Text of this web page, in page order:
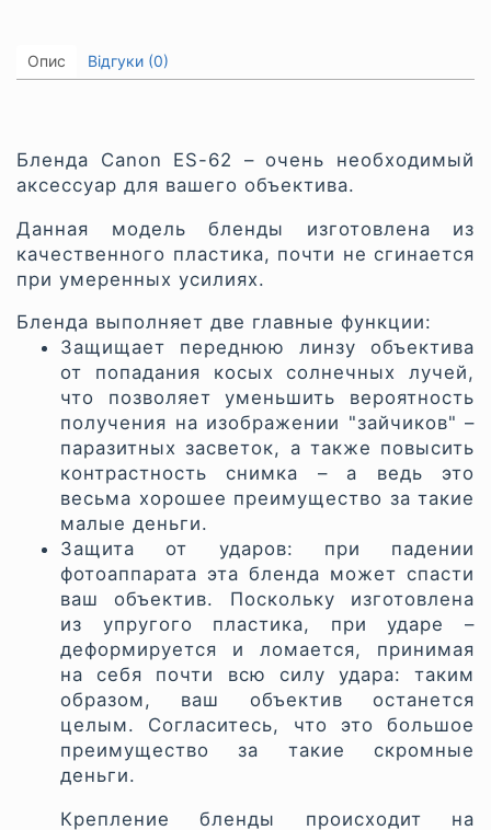
Опис Відгуки (0)
Бленда Canon ES-62 – очень необходимый
аксессуар для вашего объектива.
Данная модель бленды изготовлена из
качественного пластика, почти не сгинается
при умеренных усилиях.
Бленда выполняет две главные функции:
Защищает переднюю линзу объектива
от попадания косых солнечных лучей,
что позволяет уменьшить вероятность
получения на изображении "зайчиков" –
паразитных засветок, а также повысить
контрастность снимка – а ведь это
весьма хорошее преимущество за такие
малые деньги.
Защита от ударов: при падении
фотоаппарата эта бленда может спасти
ваш объектив. Поскольку изготовлена
из упругого пластика, при ударе –
деформируется и ломается, принимая
на себя почти всю силу удара: таким
образом, ваш объектив останется
целым. Согласитесь, что это большое
преимущество за такие скромные
деньги.
Крепление бленды происходит на